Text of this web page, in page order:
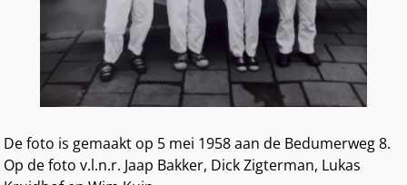
De foto is gemaakt op 5 mei 1958 aan de Bedumerweg 8.
Op de foto v.l.n.r. Jaap Bakker, Dick Zigterman, Lukas